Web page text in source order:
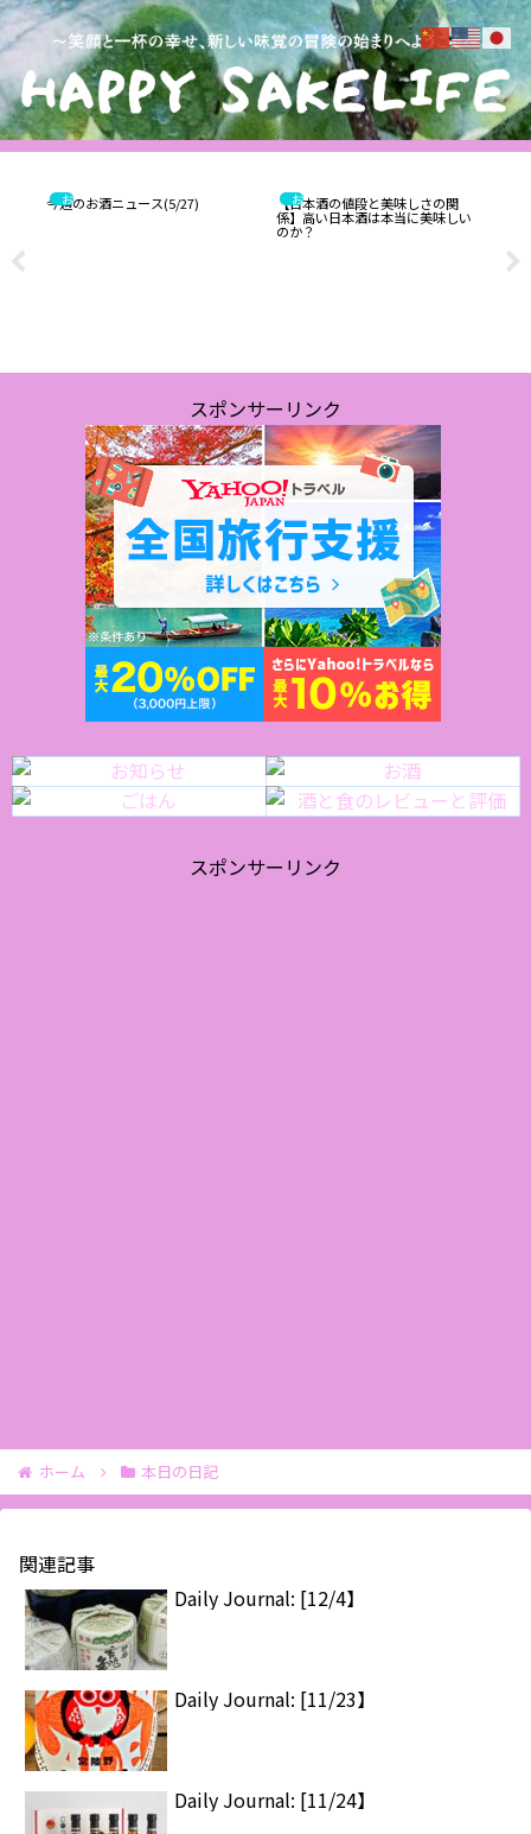
お酒
今週のお酒ニュース(5/27) お酒
【日本酒の値段と美味しさの関
係】高い日本酒は本当に美味しい
のか？
スポンサーリンク
スポンサーリンク
ホーム 本日の日記
関連記事
Daily Journal: [12/4】
Daily Journal: [11/23】
Daily Journal: [11/24】